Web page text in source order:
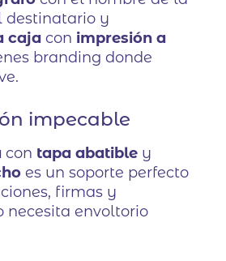
destinatario y
caja con impresión a
branding donde
impecable
con tapa abatible y
es un soporte perfecto
firmas y
necesita envoltorio